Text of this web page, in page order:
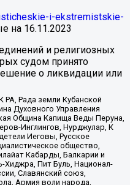
i-ekstremistskie-
на 16.11.2023
и религиозных
судом принято
о ликвидации или
РА, Рада земли Кубанской
Духовного Управления
Община Капища Веды Перуна,
Инглингов, Нурджулар, К
Иеговы, Русское
общество,
Кабарды, Балкарии и
Хиджра, Пит Буль, Национал-
Славянский союз,
Армия воли народа,